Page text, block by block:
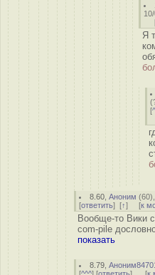
Я
(
[
8.60 ,Аноним (60
[ответить] [↑] [к
Вообще-то Вики
com-pile
показать
8.79 ,